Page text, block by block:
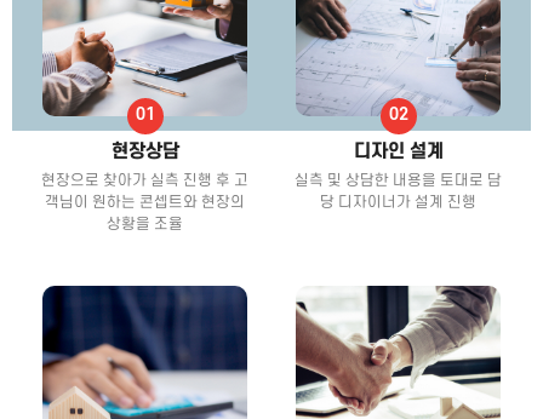
현장상담
현장으로 찾아가 실측 진행 후 고
객님이 원하는 콘셉트와 현장의
상황을 조율
디자인 설계
실측 및 상담한 내용을 토대로 담
당 디자이너가 설계 진행